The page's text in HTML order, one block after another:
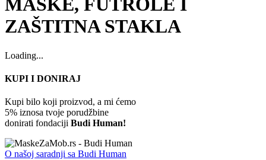
MASKE, FUTROLE I
ZAŠTITNA STAKLA
Loading...
KUPI I DONIRAJ
Kupi bilo koji proizvod, a mi ćemo
5% iznosa tvoje porudžbine
donirati fondaciji Budi Human!
O našoj saradnji sa Budi Human